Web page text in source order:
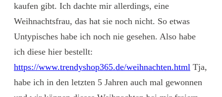
kaufen gibt. Ich dachte mir allerdings, eine
Weihnachtsfrau, das hat sie noch nicht. So etwas
Untypisches habe ich noch nie gesehen. Also habe
ich diese hier bestellt:
https://www.trendyshop365.de/weihnachten.html Tja,
habe ich in den letzten 5 Jahren auch mal gewonnen